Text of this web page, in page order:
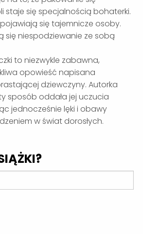
staje się specjalnością bohaterki.
się tajemnicze osoby.
się niespodziewanie ze sobą
to niezwykle zabawna,
opowieść napisana
dziewczyny. Autorka
sposób oddała jej uczucia
jednocześnie lęki i obawy
w świat dorosłych.